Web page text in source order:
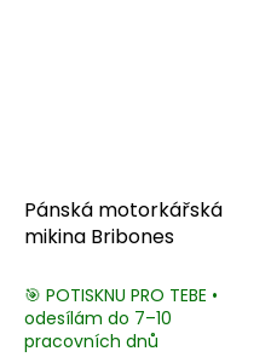
Pánská motorkářská
mikina Bribones
🎯 POTISKNU PRO TEBE •
odesílám do 7–10
pracovních dnů